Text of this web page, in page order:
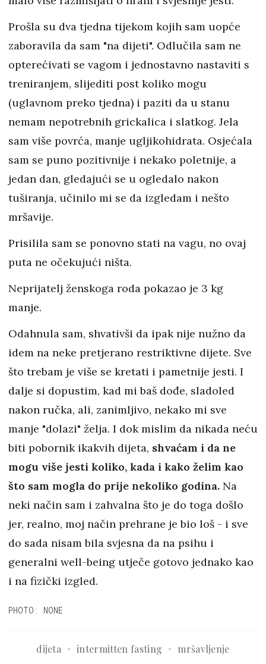
Prošla su dva tjedna tijekom kojih sam uopće
zaboravila da sam "na dijeti". Odlučila sam ne
opterećivati se vagom i jednostavno nastaviti s
treniranjem, slijediti post koliko mogu
(uglavnom preko tjedna) i paziti da u stanu
nemam nepotrebnih grickalica i slatkog. Jela
sam više povrća, manje ugljikohidrata. Osjećala
sam se puno pozitivnije i nekako poletnije, a
jedan dan, gledajući se u ogledalo nakon
tuširanja, učinilo mi se da izgledam i nešto
mršavije.
Prisilila sam se ponovno stati na vagu, no ovaj
puta ne očekujući ništa.
Neprijatelj ženskoga roda pokazao je 3 kg
manje.
Odahnula sam, shvativši da ipak nije nužno da
idem na neke pretjerano restriktivne dijete. Sve
što trebam je više se kretati i pametnije jesti. I
dalje si dopustim, kad mi baš dođe, sladoled
nakon ručka, ali, zanimljivo, nekako mi sve
manje "dolazi" želja. I dok mislim da nikada neću
biti pobornik ikakvih dijeta, shvaćam i da ne
mogu više jesti koliko, kada i kako želim kao
što sam mogla do prije nekoliko godina. Na
neki način sam i zahvalna što je do toga došlo
jer, realno, moj način prehrane je bio loš - i sve
do sada nisam bila svjesna da na psihu i
generalni well-being utječe gotovo jednako kao
i na fizički izgled.
PHOTO: NONE
dijeta intermitten fasting mršavljenje